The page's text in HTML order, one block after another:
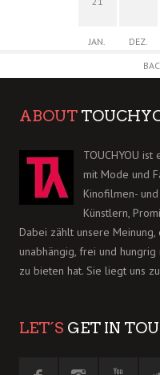
JAN. DEZ.
ABOUT
TOUCHYOU
mit Mode und
Kinofilmen-
Künstlern,
Dabei zählt unsere
unabhängig, frei und
zu bieten hat. Sie liegt uns
LET´S GET IN